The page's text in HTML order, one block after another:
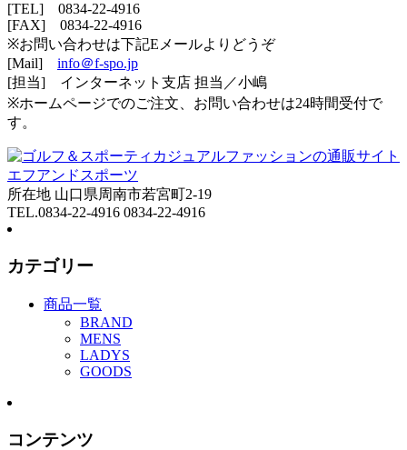
[TEL] 0834-22-4916
[FAX] 0834-22-4916
※お問い合わせは下記Eメールよりどうぞ
[Mail] info＠f-spo.jp
[担当] インターネット支店 担当／小嶋
※ホームページでのご注文、お問い合わせは24時間受付で
す。
所在地 山口県周南市若宮町2-19
TEL.0834-22-4916 0834-22-4916
カテゴリー
商品一覧
BRAND
MENS
LADYS
GOODS
コンテンツ